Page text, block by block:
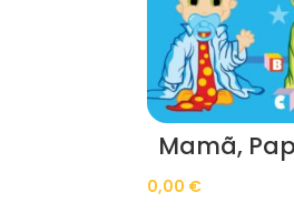
Mamã,
0,00 €